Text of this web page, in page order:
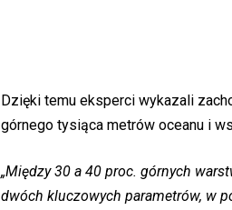
Dzięki temu eksperci wykazali
górnego tysiąca metrów oceanu i
„Między 30 a 40 proc. górnych
dwóch kluczowych parametrów, w